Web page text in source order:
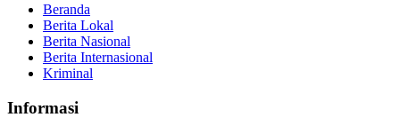
Beranda
Berita Lokal
Berita Nasional
Berita Internasional
Kriminal
Informasi